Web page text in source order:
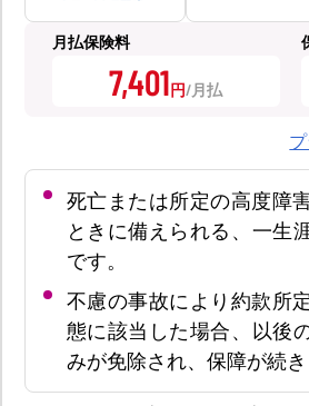
月払保険料
7,401円
死亡または所定の高度障
ときに備えられる、一生
です。
不慮の事故により約款所
態に該当した場合、以後
みが免除され、保障が続き